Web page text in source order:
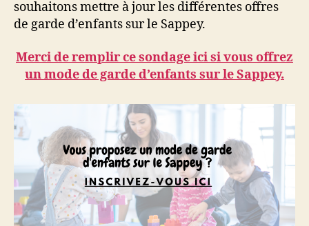
souhaitons mettre à jour les différentes offres
de garde d’enfants sur le Sappey.
Merci de remplir ce sondage ici si vous offrez
un mode de garde d’enfants sur le Sappey.